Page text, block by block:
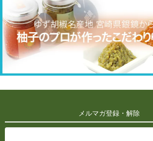
メルマガ登録・解除